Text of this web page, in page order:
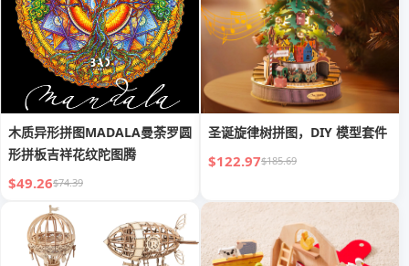
木质异形拼图MADALA曼荼罗圆
形拼板吉祥花纹陀图腾
$49.26$74.39
圣诞旋律树拼图，DIY 模型套件
$122.97$185.69